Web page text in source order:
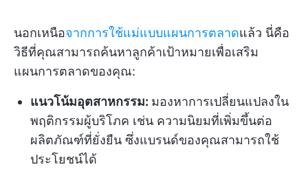
นอกเหนือจากการใช้แม่แบบแผนการตลาดแล้ว นี่คือ
วิธีที่คุณสามารถค้นหาลูกค้าเป้าหมายเพื่อเสริม
แผนการตลาดของคุณ:
แนวโน้มอุตสาหกรรม: มองหาการเปลี่ยนแปลงใน
พฤติกรรมผู้บริโภค เช่น ความนิยมที่เพิ่มขึ้นต่อ
ผลิตภัณฑ์ที่ยั่งยืน ซึ่งแบรนด์ของคุณสามารถใช้
ประโยชน์ได้